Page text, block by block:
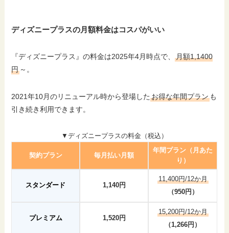
ディズニープラスの月額料金はコスパがいい
『ディズニープラス』の料金は2025年4月時点で、月額1,1400
円 ～。
2021年10月のリニューアル時から登場したお得な年間プラン も
引き続き利用できます。
▼ディズニープラスの料金（税込）
契約プラン 毎月払い月額
年間プラン（月あた
り）
スタンダード 1,140円
11,400円/12か月
（950円）
プレミアム 1,520円
15,200円/12か月
（1,266円）